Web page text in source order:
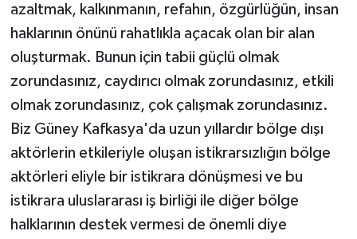
azaltmak, kalkınmanın, refahın, özgürlüğün, insan
haklarının önünü rahatlıkla açacak olan bir alan
oluşturmak. Bunun için tabii güçlü olmak
zorundasınız, caydırıcı olmak zorundasınız, etkili
olmak zorundasınız, çok çalışmak zorundasınız.
Biz Güney Kafkasya'da uzun yıllardır bölge dışı
aktörlerin etkileriyle oluşan istikrarsızlığın bölge
aktörleri eliyle bir istikrara dönüşmesi ve bu
istikrara uluslararası iş birliği ile diğer bölge
halklarının destek vermesi de önemli diye